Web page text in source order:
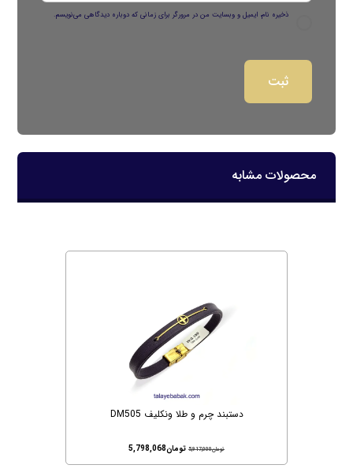
ذخیره نام، ایمیل و وبسایت من در مرورگر برای زمانی که دوباره دیدگاهی می‌نویسم.
محصولات مشابه
دستبند چرم و طلا ونکلیف DM505
تومان5,917,000 تومان5,798,068